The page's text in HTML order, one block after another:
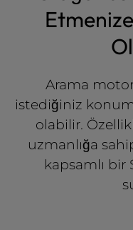
Etmenize
Arama
istediğiniz
olabilir.
uzmanlığa
kapsamlı